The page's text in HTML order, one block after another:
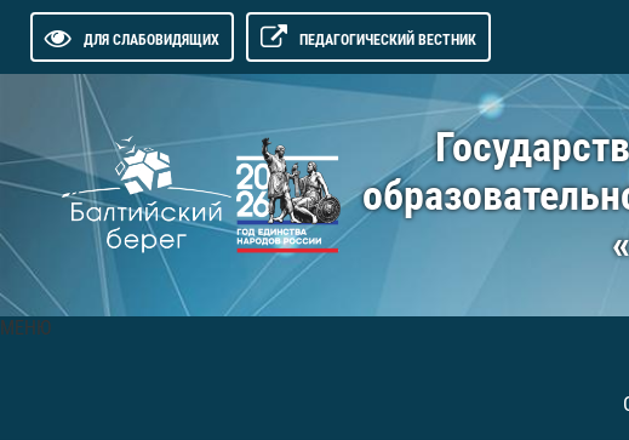
ДЛЯ СЛАБОВИДЯЩИХ ПЕДАГОГИЧЕСКИЙ ВЕСТНИК
МЕНЮ